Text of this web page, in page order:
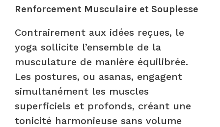
Renforcement Musculaire et Souplesse
Contrairement aux idées reçues, le
yoga sollicite l’ensemble de la
musculature de manière équilibrée.
Les postures, ou asanas, engagent
simultanément les muscles
superficiels et profonds, créant une
tonicité harmonieuse sans volume